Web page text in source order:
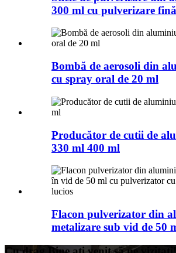
300 ml cu pulverizare
Bombă de aerosoli din
cu spray oral de 20 ml
Producător de cutii de
330 ml 400 ml
Flacon pulverizator din
metalizare sub vid de 50